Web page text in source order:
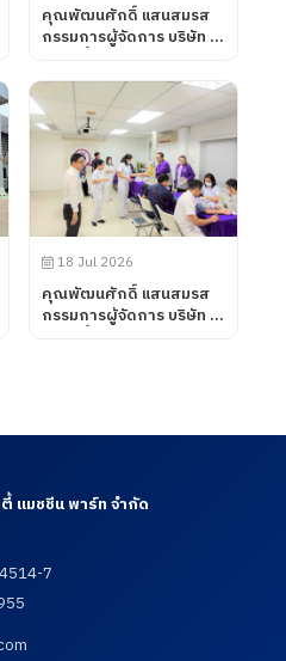
คุณพัฒนศักดิ์ แสนสมรส
กรรมการผู้จัดการ บริษัท พี
ได้ต้อนรับลูกค้าจาก บริษัท
UNIVANCE
CORPORATION โดยทาง
บริษัท พี ควอลิตี้ แมชชีน
พาร์ท จำกัด ได้นำเสนอ
ผลิตภัณฑ์ต่าง ๆ รวมถึง
การเข้าเยี่ยมชมกระบวนการ
ผลิตในส่วนของโรงงาน และ
ห้องปฏิบัติการทดสอบ เมื่อ
วันที่ 31 กรกฎาคม 2569
18 Jul 2026
คุณพัฒนศักดิ์ แสนสมรส
กรรมการผู้จัดการ บริษัท พี
โดยโรงพยาบาลเกษม
ภาพ และเฝ้าระวังความ
แมชชีน พาร์ท จำกัด
7